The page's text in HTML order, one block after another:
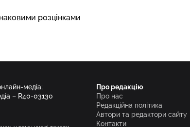
розцінками
медіа;
– R40-03130
Про редакцію
Про нас
Редакційна політика
Автори та редактори сайту
Контакти